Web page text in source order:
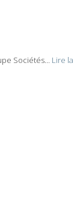
Sociétés... Lire la